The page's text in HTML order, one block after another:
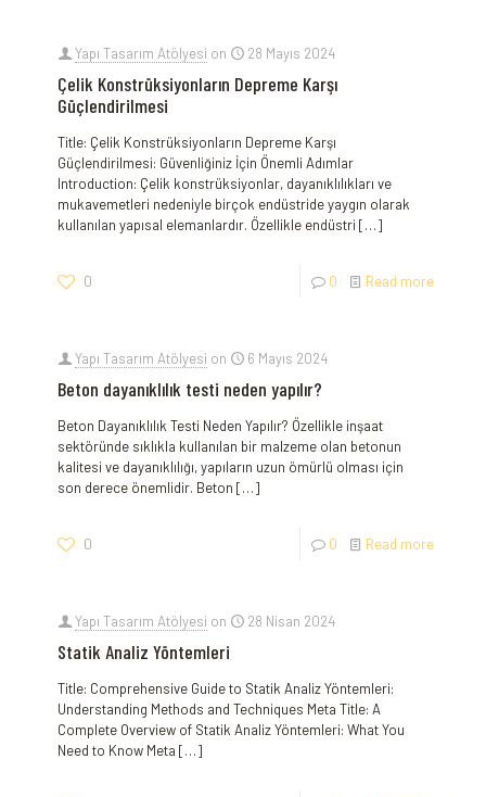
Yapı Tasarım Atölyesi on 28 Mayıs 2024
Çelik Konstrüksiyonların Depreme Karşı
Güçlendirilmesi
Title: Çelik Konstrüksiyonların‍ Depreme ​Karşı
‍Güçlendirilmesi: Güvenliğiniz İçin Önemli ‌Adımlar
Introduction: Çelik ​konstrüksiyonlar, dayanıklılıkları‍ ve
mukavemetleri nedeniyle birçok endüstride yaygın⁤ olarak
kullanılan yapısal elemanlardır. ⁢Özellikle​ endüstri […]
0 0 Read more
Yapı Tasarım Atölyesi on 6 Mayıs 2024
Beton dayanıklılık testi neden yapılır?
Beton Dayanıklılık Testi Neden Yapılır? Özellikle inşaat
sektöründe sıklıkla kullanılan bir malzeme olan betonun
kalitesi ve dayanıklılığı, yapıların uzun ömürlü olması için
son derece önemlidir. Beton […]
0 0 Read more
Yapı Tasarım Atölyesi on 28 Nisan 2024
Statik Analiz Yöntemleri
Title: Comprehensive Guide to Statik Analiz Yöntemleri:
Understanding Methods and Techniques Meta Title: A
Complete Overview of Statik Analiz Yöntemleri: What You
Need to Know Meta […]